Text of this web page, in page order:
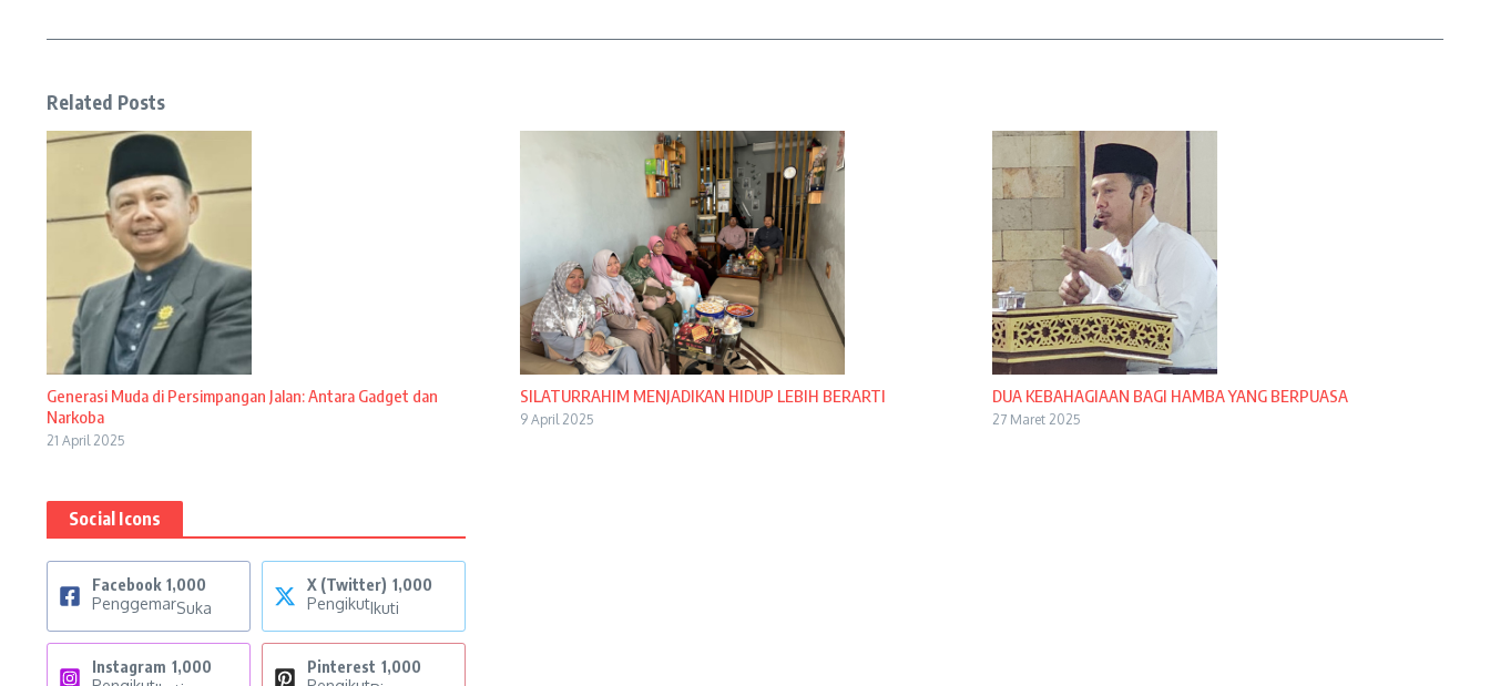
Related Posts
Generasi Muda di Persimpangan Jalan: Antara Gadget dan
Narkoba
21 April 2025
SILATURRAHIM MENJADIKAN HIDUP LEBIH BERARTI
9 April 2025
DUA KEBAHAGIAAN BAGI HAMBA YANG BERPUASA
27 Maret 2025
Social Icons
Facebook 1,000
PenggemarSuka
X (Twitter) 1,000
PengikutIkuti
Instagram 1,000
Pinterest 1,000